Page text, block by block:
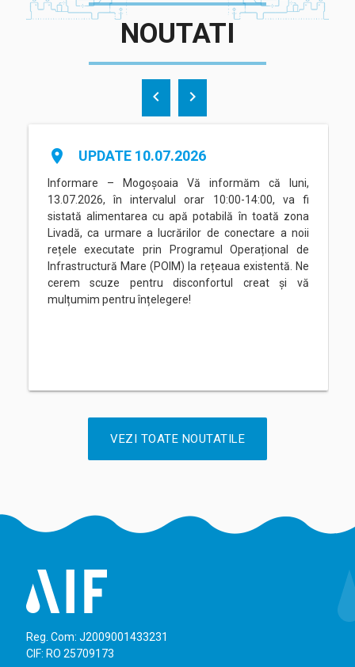
NOUTATI
place UPDATE 10.07.2026
Informare – Mogoșoaia Vă informăm că luni,
13.07.2026, în intervalul orar 10:00-14:00, va fi
sistată alimentarea cu apă potabilă în toată zona
Livadă, ca urmare a lucrărilor de conectare a noii
rețele executate prin Programul Operațional de
Infrastructură Mare (POIM) la rețeaua existentă. Ne
cerem scuze pentru disconfortul creat și vă
mulțumim pentru înțelegere!
chevron_left chevron_right
VEZI TOATE NOUTATILE
Reg. Com: J2009001433231
CIF: RO 25709173